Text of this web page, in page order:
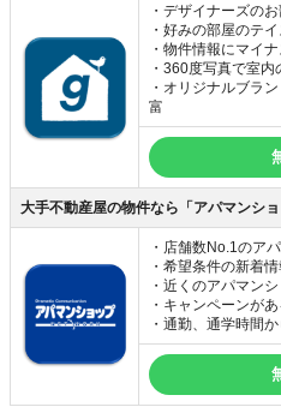
・デザイナーズの
・好みの部屋のテ
・物件情報にマイ
・360度写真で室
・オリジナルブラ
富
大手不動産屋の物件なら「アパマンショ
・店舗数No.1のア
・希望条件の新着
・近くのアパマン
・キャンペーンがあ
・通勤、通学時間